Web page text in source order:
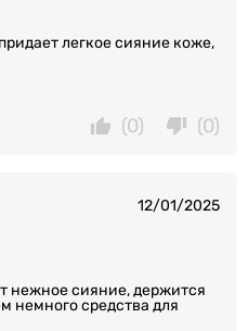
легкое сияние коже,
(0)
(0)
12/01/2025
нежное сияние, держится
немного средства для